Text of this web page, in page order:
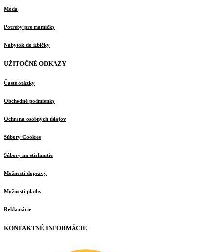
Móda
Potreby pre mamičky
Nábytok do izbičky
UŽITOČNÉ ODKAZY
Časté otázky
Obchodné podmienky
Ochrana osobných údajov
Súbory Cookies
Súbory na stiahnutie
Možnosti dopravy
Možnosti platby
Reklamácie
KONTAKTNÉ INFORMÁCIE